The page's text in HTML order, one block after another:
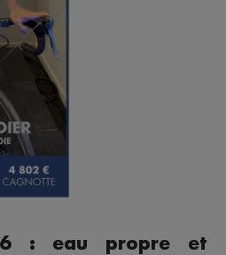
6 : eau propre et